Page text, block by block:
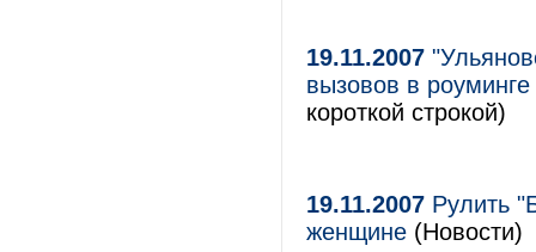
19.11.2007
вызовов в
короткой строкой)
19.11.2007 Рулить
женщине (Новости)